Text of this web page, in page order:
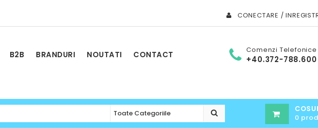
CONECTARE /
B2B BRANDURI NOUTATI CONTACT Comenzi Telefonice
+40.372-788.600
0